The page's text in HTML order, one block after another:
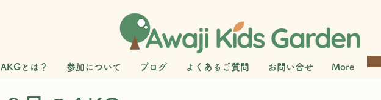
AKGとは？ 参加について ブログ よくあるご質問 お問い合せ More